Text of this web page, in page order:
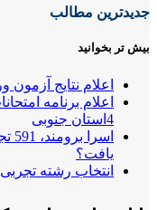
جدیدترین مطالب
بیش تر بخوانید
اعلام نتایج آزمون
اعلام برنامه
4استان جنوبی
یافت؟
انتخاب رشته